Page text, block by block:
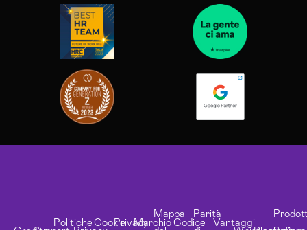
Politiche CookiePrivacyMarchio
Mappa
Codice
Parità
Vantaggi